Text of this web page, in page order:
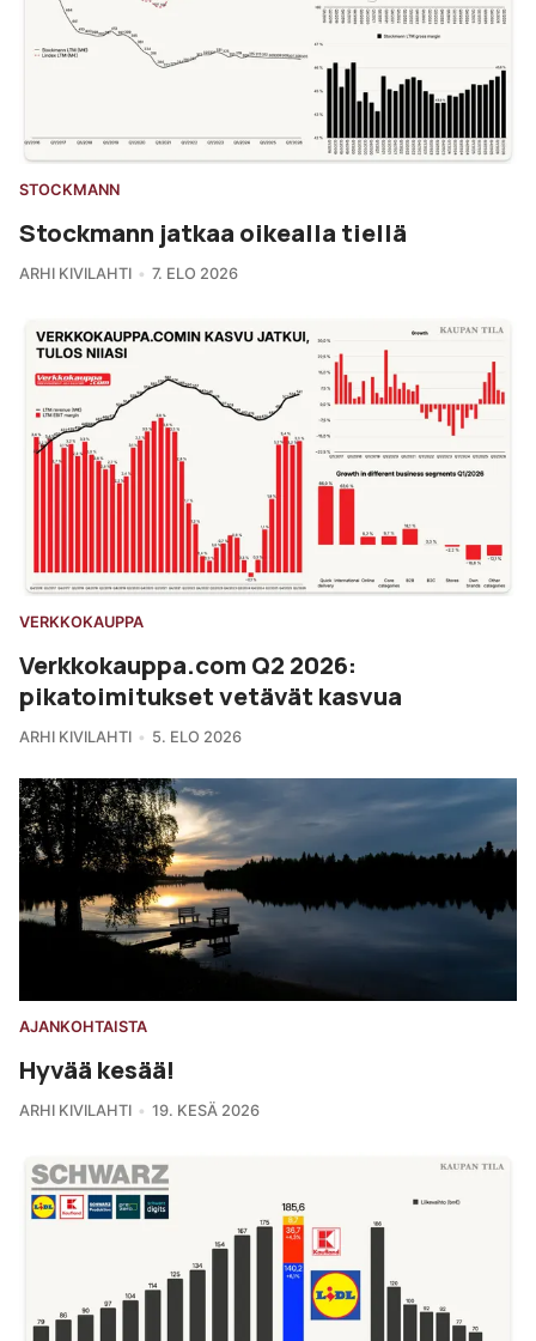
STOCKMANN
Stockmann jatkaa oikealla tiellä
ARHI KIVILAHTI 7. ELO 2026
VERKKOKAUPPA
Verkkokauppa.com Q2 2026:
pikatoimitukset vetävät kasvua
ARHI KIVILAHTI 5. ELO 2026
AJANKOHTAISTA
Hyvää kesää!
ARHI KIVILAHTI 19. KESÄ 2026